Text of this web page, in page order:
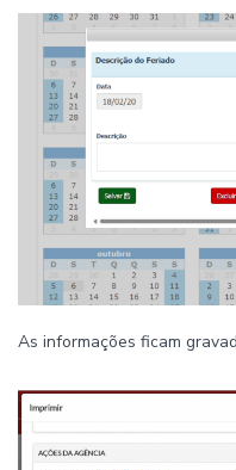
As informações ficam